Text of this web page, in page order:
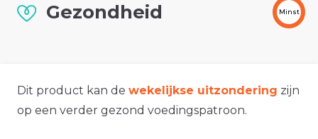
Gezondheid Minst
Dit product kan de wekelijkse uitzondering zijn
op een verder gezond voedingspatroon.